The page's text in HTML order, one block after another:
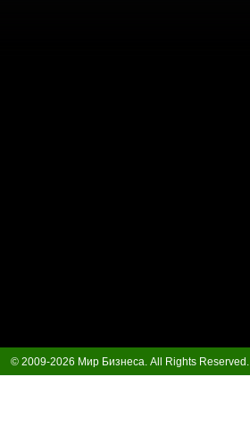
© 2009-2026 Мир Бизнеса. All Rights Reserved.